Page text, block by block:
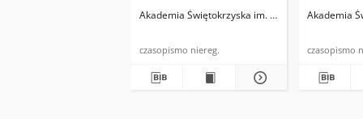
2007, R. XIV, nr 3 (52) :
listopad 2007
Akademia Świętokrzyska im. Jana
czasopismo niereg.
2008, R.
2008
Akademia